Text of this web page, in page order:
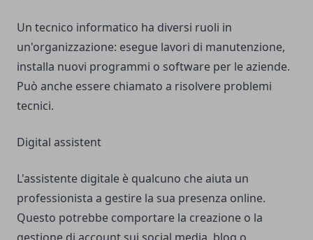
Un tecnico informatico ha diversi ruoli in
un'organizzazione: esegue lavori di manutenzione,
installa nuovi programmi o software per le aziende.
Può anche essere chiamato a risolvere problemi
tecnici.
Digital assistent
L'assistente digitale è qualcuno che aiuta un
professionista a gestire la sua presenza online.
Questo potrebbe comportare la creazione o la